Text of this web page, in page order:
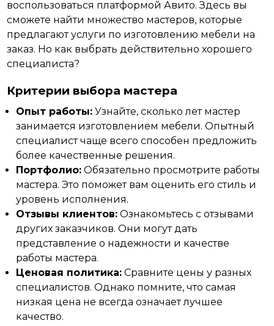
воспользоваться платформой Авито. Здесь вы
сможете найти множество мастеров, которые
предлагают услуги по изготовлению мебели на
заказ. Но как выбрать действительно хорошего
специалиста?
Критерии выбора мастера
Опыт работы: Узнайте, сколько лет мастер
занимается изготовлением мебели. Опытный
специалист чаще всего способен предложить
более качественные решения.
Портфолио: Обязательно просмотрите работы
мастера. Это поможет вам оценить его стиль и
уровень исполнения.
Отзывы клиентов: Ознакомьтесь с отзывами
других заказчиков. Они могут дать
представление о надежности и качестве
работы мастера.
Ценовая политика: Сравните цены у разных
специалистов. Однако помните, что самая
низкая цена не всегда означает лучшее
качество.